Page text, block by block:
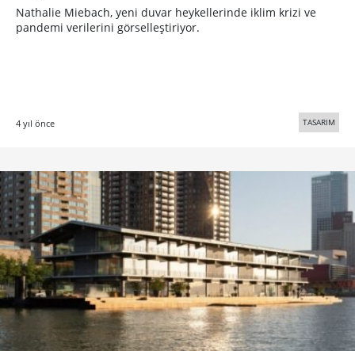
Nathalie Miebach, yeni duvar heykellerinde iklim krizi ve
pandemi verilerini görselleştiriyor.
4 yıl önce TASARIM